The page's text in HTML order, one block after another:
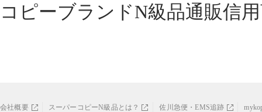
コピーブランドN級品通販信
会社概要 スーパーコピーN級品とは？ 佐川急便・EMS追跡